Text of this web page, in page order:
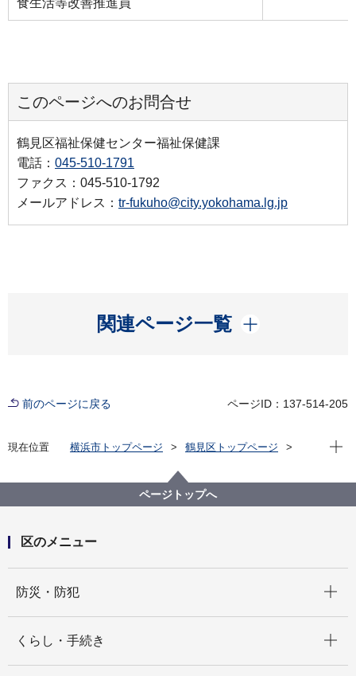
食生活等改善推進員
このページへのお問合せ
鶴見区福祉保健センター福祉保健課
電話： 045-510-1791
ファクス：045-510-1792
メールアドレス： tr-fukuho@city.yokohama.lg.jp
関連ページ一覧
開く
前のページに戻る ページID：137-514-205
現在位置 横浜市トップページ
鶴見区トップページ
現在
ページトップへ
区のメニュー
防災・防犯
くらし・手続き